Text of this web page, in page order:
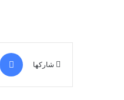
شاركها